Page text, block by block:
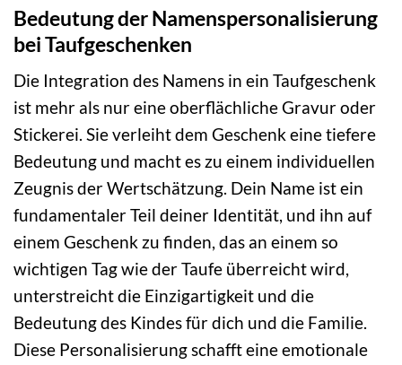
Bedeutung der Namenspersonalisierung
bei Taufgeschenken
Die Integration des Namens in ein Taufgeschenk
ist mehr als nur eine oberflächliche Gravur oder
Stickerei. Sie verleiht dem Geschenk eine tiefere
Bedeutung und macht es zu einem individuellen
Zeugnis der Wertschätzung. Dein Name ist ein
fundamentaler Teil deiner Identität, und ihn auf
einem Geschenk zu finden, das an einem so
wichtigen Tag wie der Taufe überreicht wird,
unterstreicht die Einzigartigkeit und die
Bedeutung des Kindes für dich und die Familie.
Diese Personalisierung schafft eine emotionale